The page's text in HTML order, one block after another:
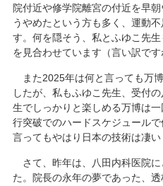
院付近や修学院離宮の付近を早
うやめたという方も多く、運動
す。何を隠そう、私とふゆこ先
を見合わせています（言い訳です
また2025年は何と言っても万
したが、私もふゆこ先生、受付
生でしっかりと楽しめる万博は
行突破でのハードスケジュール
言ってもやはり日本の技術は凄い
さて、昨年は、八田内科医院
た。院長の永年の夢であった、